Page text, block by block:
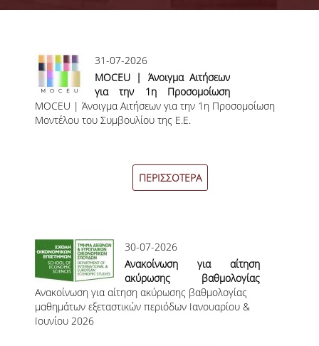
TESTIMONIALS ΑΠΟΦΟΙΤΩΝ
ΑΝΘΡΩΠΙΝΟ ΔΥΝΑΜΙΚΟ
ΜΕΛΗ ΔΕΠ
ΕΝΤΕΤΑΛΜΕΝΟΙ ΔΙΔΑΣΚΟΝΤΕΣ
ΔΙΟΙΚΗΤΙΚΟ ΠΡΟΣΩΠΙΚΟ
ΕΡΓΑΣΤΗΡΙΑΚΟ ΠΡΟΣΩΠΙΚΟ
ΜΗΤΡΩΟ ΓΝΩΣΤΙΚΩΝ ΑΝΤΙΚΕΙΜΕΝΩΝ
ΤΜΗΜΑΤΟΣ
31-07-2026
MOCEU | Άνοιγμα Αιτήσεων
για την 1η Προσομοίωση
Μοντέλου του Συμβουλίου
της Ε.Ε.
MOCEU | Άνοιγμα Αιτήσεων για την 1η Προσομοίωση
Μοντέλου του Συμβουλίου της Ε.Ε.
ΠΕΡΙΣΣΟΤΕΡΑ
30-07-2026
Ανακοίνωση για αίτηση
ακύρωσης βαθμολογίας
μαθημάτων εξεταστικών
περιόδων Ιανουαρίου &
Ανακοίνωση για αίτηση ακύρωσης βαθμολογίας
μαθημάτων εξεταστικών περιόδων Ιανουαρίου &
Ιουνίου 2026
Σελίδες